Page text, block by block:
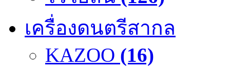
เครื่องดนตรีสากล
KAZOO (16)